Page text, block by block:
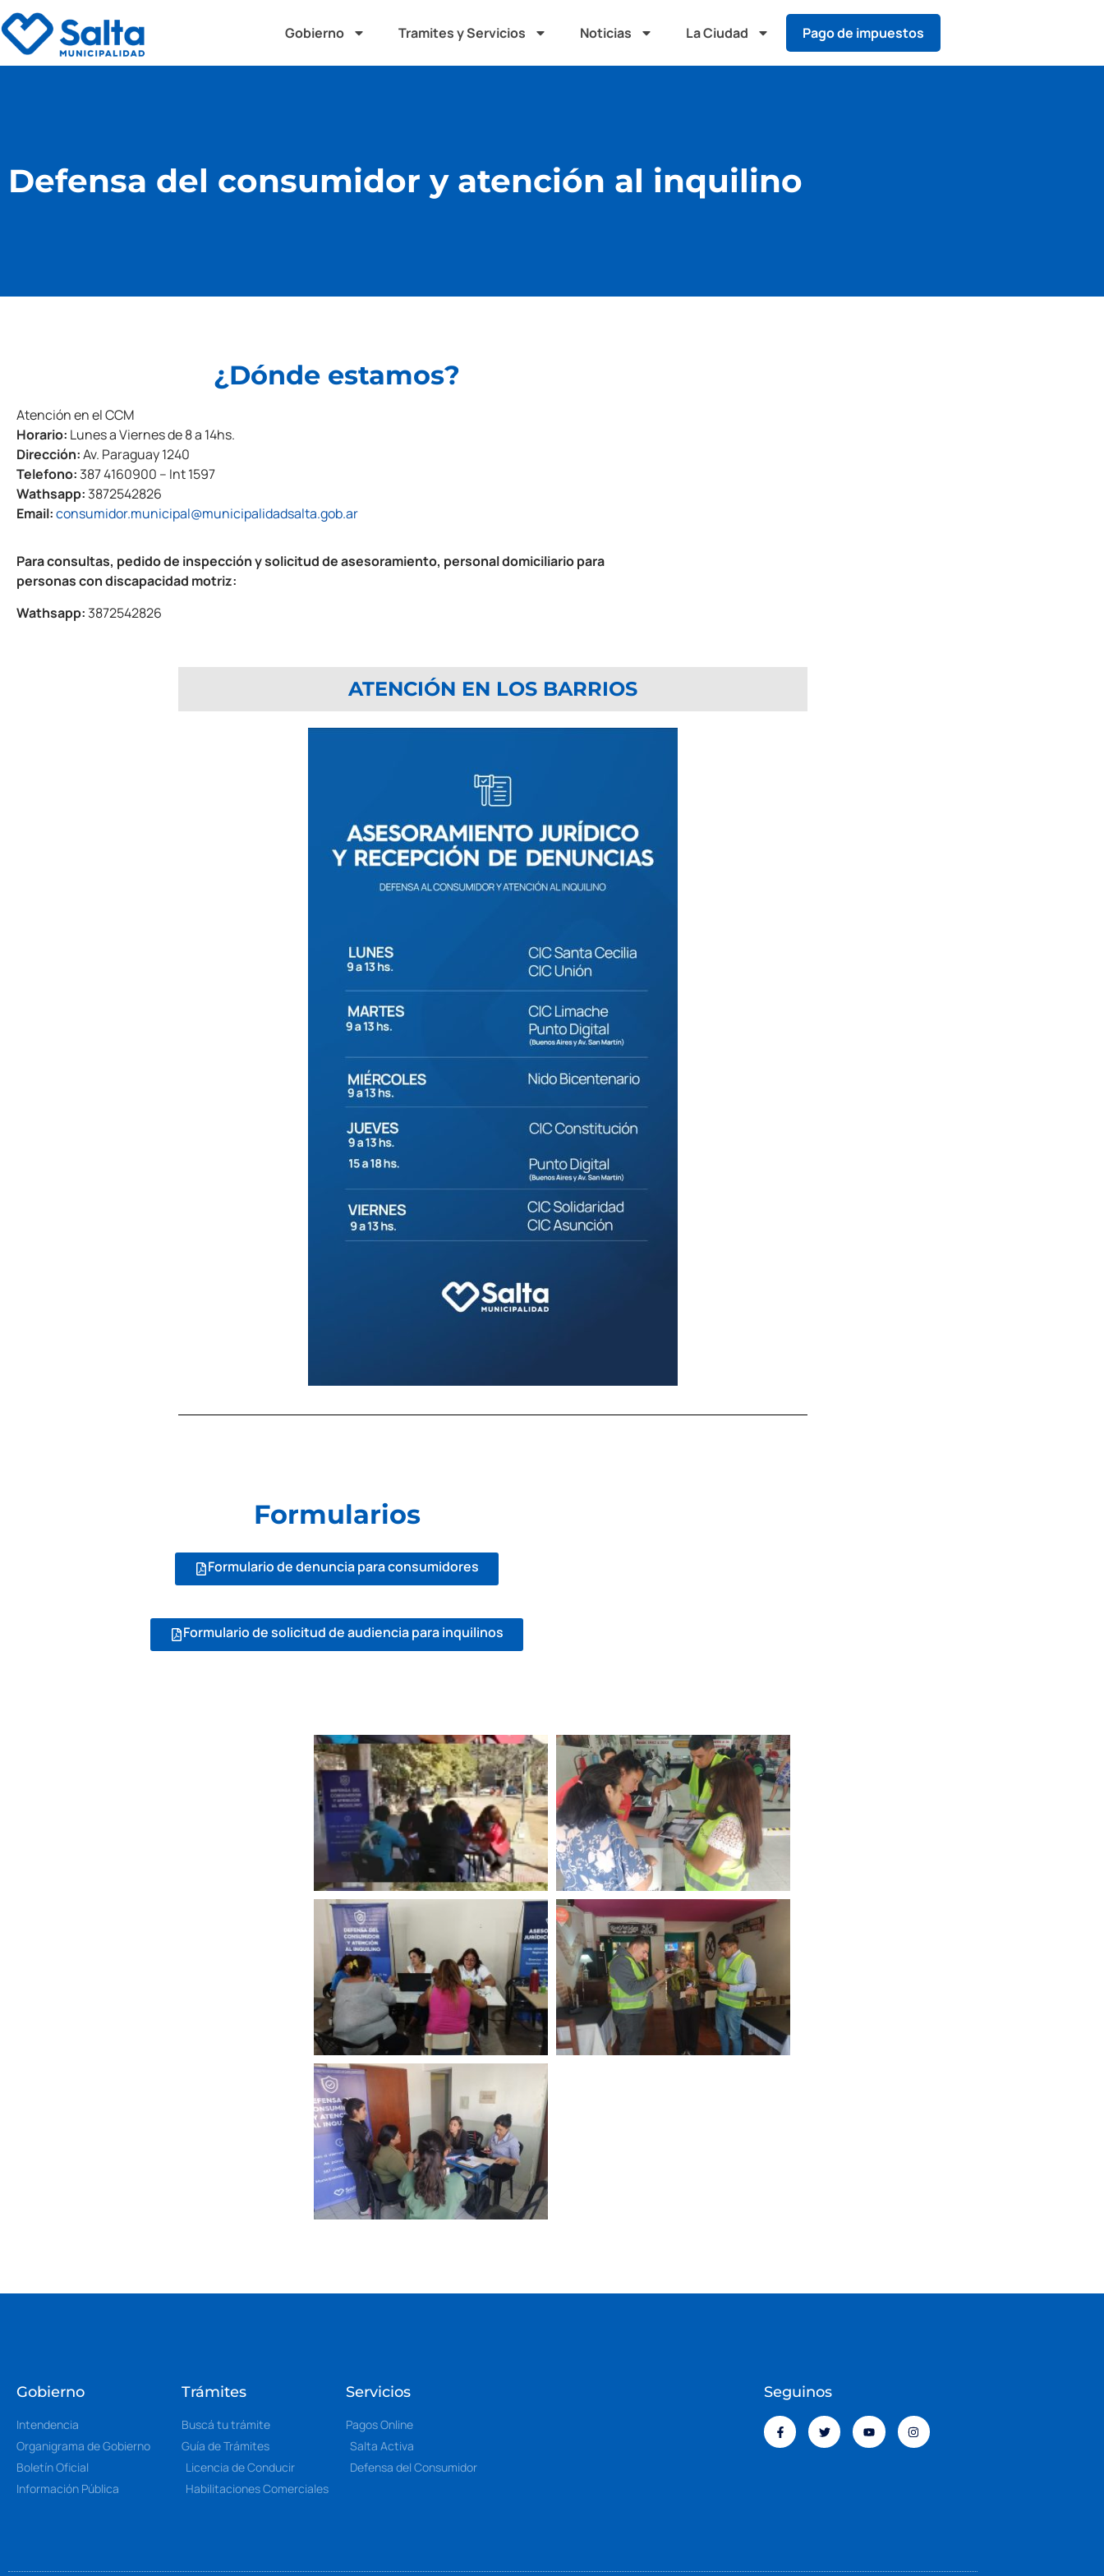
Gobierno Tramites y Servicios Noticias La Ciudad Pago de impuestos
Defensa del consumidor y atención al inquilino
¿Dónde estamos?
Atención en el CCM
Horario: Lunes a Viernes de 8 a 14hs.
Dirección:Av. Paraguay 1240
Telefono: 387 4160900 – Int 1597
Wathsapp: 3872542826
Email:consumidor.municipal@municipalidadsalta.gob.ar
Para consultas, pedido de inspección y solicitud de asesoramiento, personal domiciliario para
personas con discapacidad motriz:
Wathsapp: 3872542826
ATENCIÓN EN LOS BARRIOS
Formularios
Formulario de denuncia para consumidores
Formulario de solicitud de audiencia para inquilinos
Gobierno
Intendencia
Organigrama de Gobierno
Boletín Oficial
Información Pública
Trámites
Buscá tu trámite
Guía de Trámites
Licencia de Conducir
Habilitaciones Comerciales
Servicios
Pagos Online
Salta Activa
Defensa del Consumidor
Seguinos